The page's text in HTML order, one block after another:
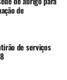
meses entre
de
de serviços